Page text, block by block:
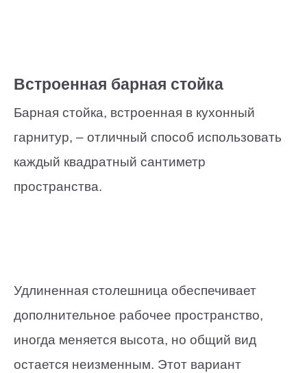
Встроенная барная стойка
Барная стойка, встроенная в кухонный
гарнитур, – отличный способ использовать
каждый квадратный сантиметр
пространства.
Удлиненная столешница обеспечивает
дополнительное рабочее пространство,
иногда меняется высота, но общий вид
остается неизменным. Этот вариант